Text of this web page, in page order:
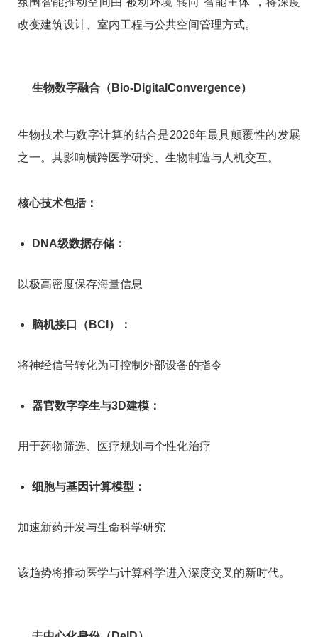
改变建筑设计、室内工程与公共空间管理方式。
生物数字融合（Bio-DigitalConvergence）
生物技术与数字计算的结合是2026年最具颠覆性的发展
之一。其影响横跨医学研究、生物制造与人机交互。
核心技术包括：
DNA级数据存储：
以极高密度保存海量信息
脑机接口（BCI）：
将神经信号转化为可控制外部设备的指令
器官数字孪生与3D建模：
用于药物筛选、医疗规划与个性化治疗
细胞与基因计算模型：
加速新药开发与生命科学研究
该趋势将推动医学与计算科学进入深度交叉的新时代。